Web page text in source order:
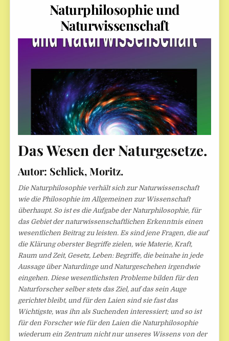
Naturphilosophie und
Naturwissenschaft
Das Wesen der Naturgesetze.
Autor: Schlick, Moritz.
Die Naturphilosophie verhält sich zur Naturwissenschaft
wie die Philosophie im Allgemeinen zur Wissenschaft
überhaupt. So ist es die Aufgabe der Naturphilosophie, für
das Gebiet der naturwissenschaftlichen Erkenntnis einen
wesentlichen Beitrag zu leisten. Es sind jene Fragen, die auf
die Klärung oberster Begriffe zielen, wie Materie, Kraft,
Raum und Zeit, Gesetz, Leben: Begriffe, die beinahe in jede
Aussage über Naturdinge und Naturgeschehen irgendwie
eingehen. Diese wesentlichsten Probleme bilden für den
Naturforscher selber stets das Ziel, auf das sein Auge
gerichtet bleibt, und für den Laien sind sie fast das
Wichtigste, was ihn als Suchenden interessiert; und so ist
für den Forscher wie für den Laien die Naturphilosophie
wiederum ein Zentrum nicht nur unseres Wissens von der